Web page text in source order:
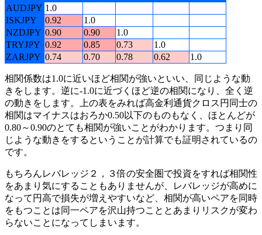
AUDJPY 1.0
ISKJPY
0.92
1.0
NZDJPY 0.90 0.90
1.0
TRYJPY 0.92 0.85 0.73
1.0
ZARJPY 0.74 0.70 0.78 0.62 1.0
相関係数は1.0に近いほど相関が強いといい、同じような動
きをします。逆に-1.0に近づくほど逆の相関になり、全く逆
の動きをします。上の表をみれば高金利通貨クロス円同士の
相関はマイナスはおろか0.50以下のものもなく、ほとんどが
0.80～0.90のとても相関が強いことがわかります。つまり同
じような動きをするということが計算でも証明されているの
です。
もちろんレバレッジ２，３倍の安全圏で投資をすれば相関性
をあまり気にすることもありませんが、レバレッジが高めに
なって円高で損失が増えやすいなど、相関が高いペアを同時
をもつことは同一ペアを沢山持つこととあまりリスクが変わ
らないことになってしまいます。